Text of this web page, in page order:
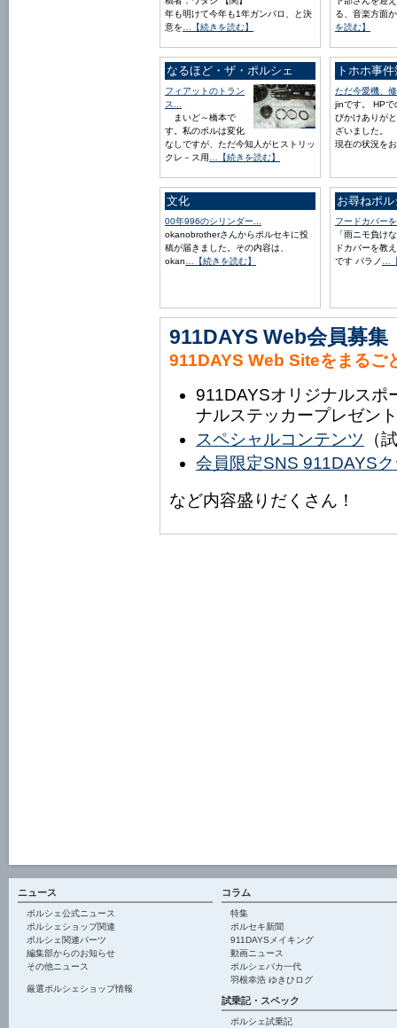
年も明けて今年も1年ガンバロ、と決
意を …【続きを読む】
る、音楽方面
を読む】
なるほど・ザ・ポルシェ
フィアットのトラン
ス...
まいど～橋本で
す。私のポルは変化
なしですが、ただ今知人がヒストリッ
クレ－ス用 …【続きを読む】
トホホ事件
ただ今愛機、
jinです。 HPで
びかけありが
ざいました。
現在の状況を
文化
00年996のシリンダー...
okanobrotherさんからポルセキに投
稿が届きました。その内容は、
okan …【続きを読む】
お尋ねポル
フードカバー
「雨ニモ負け
ドカバーを教
です パラノ
911DAYS Web会員募集
911DAYS Web Siteをまるご
911DAYSオリジナルスポ
ナルステッカープレゼント
スペシャルコンテンツ （
会員限定SNS 911DAYS
など内容盛りだくさん！
ニュース
ポルシェ公式ニュース
ポルシェショップ関連
ポルシェ関連パーツ
編集部からのお知らせ
その他ニュース
厳選ポルシェショップ情報
コラム
特集
ポルセキ新聞
911DAYSメイキング
動画ニュース
ポルシェバカ一代
羽根幸浩 ゆきひログ
試乗記・スペック
ポルシェ試乗記